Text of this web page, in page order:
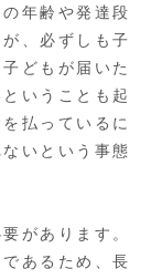
年齢や発達段
、必ずしも子
どもが届いた
いうことも起
払っているに
いという事態
があります。
あるため、長